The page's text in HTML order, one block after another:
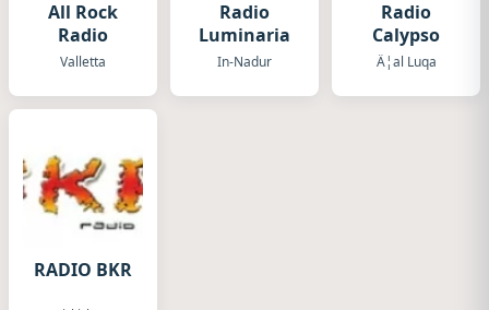
All Rock
Radio
Valletta
Radio
Luminaria
In-Nadur
Radio
Calypso
Ä¦al Luqa
RADIO BKR